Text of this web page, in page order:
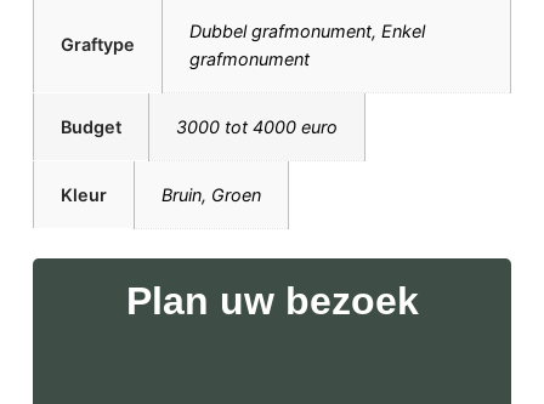
Graftype
Dubbel grafmonument, Enkel
grafmonument
Budget 3000 tot 4000 euro
Kleur Bruin, Groen
Plan uw bezoek